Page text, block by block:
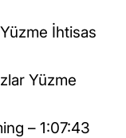
İhtisas
Yüzme
– 1:07:43